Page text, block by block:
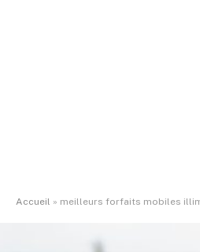
Accueil » meilleurs forfaits mobiles illimités 4G et 5G